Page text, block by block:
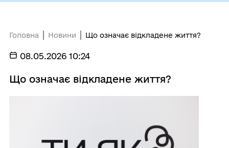
Головна Новини Що означає відкладене життя?
08.05.2026 10:24
Що означає відкладене життя?